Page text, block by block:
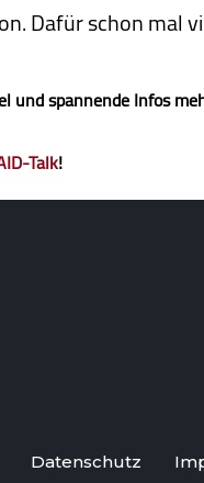
Dafür schon mal
und spannende Infos
Talk!
Datenschutz